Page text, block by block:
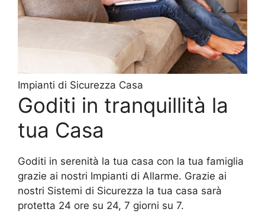
Impianti di Sicurezza Casa
Goditi in tranquillità la
tua Casa
Goditi in serenità la tua casa con la tua famiglia
grazie ai nostri Impianti di Allarme. Grazie ai
nostri Sistemi di Sicurezza la tua casa sarà
protetta 24 ore su 24, 7 giorni su 7.